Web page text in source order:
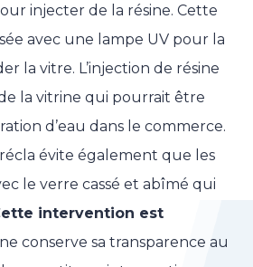
injecter de la résine. Cette
avec une lampe UV pour la
la vitre. L’injection de résine
la vitrine qui pourrait être
d’eau dans le commerce.
évite également que les
le verre cassé et abîmé qui
intervention est
conserve sa transparence au